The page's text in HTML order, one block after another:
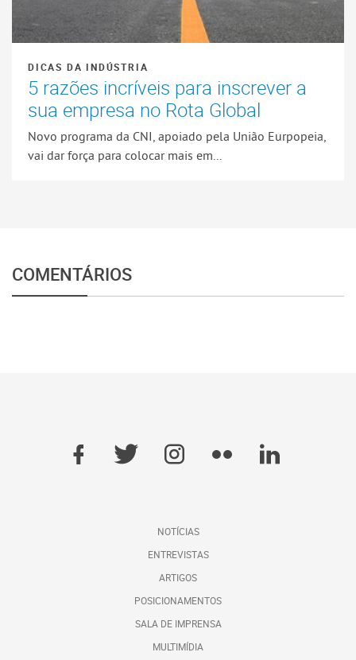
DICAS DA INDÚSTRIA
5 razões incríveis para inscrever a
sua empresa no Rota Global
Novo programa da CNI, apoiado pela União Eurpopeia,
vai dar força para colocar mais em...
COMENTÁRIOS
NOTÍCIAS
ENTREVISTAS
ARTIGOS
POSICIONAMENTOS
SALA DE IMPRENSA
MULTIMÍDIA